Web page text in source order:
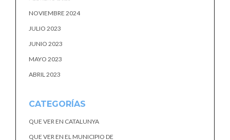
NOVIEMBRE 2024
JULIO 2023
JUNIO 2023
MAYO 2023
ABRIL 2023
CATEGORÍAS
QUE VER EN CATALUNYA
QUE VER EN EL MUNICIPIO DE